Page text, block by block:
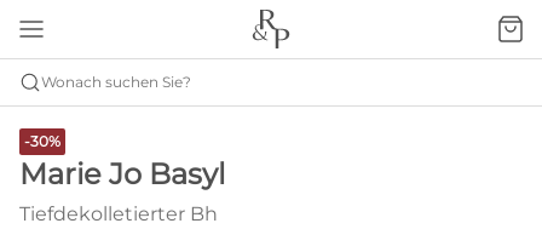
Wonach suchen Sie?
-30%
Marie Jo Basyl
Tiefdekolletierter Bh